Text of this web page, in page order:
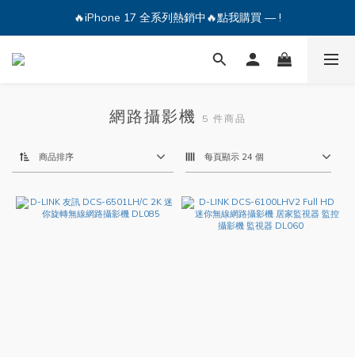
🔥iPhone 17 全系列熱銷中🔥點我購買 — !
🔥iPhone 17 全系列熱銷中🔥點我購買 — !
💕加入Q哥 Line 新好友領優惠券！🎫
網路攝影機 5 件商品
商品排序 每頁顯示 24 個